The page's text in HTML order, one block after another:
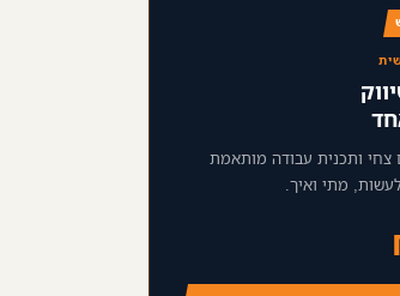
1:1 עם צחי ותכנית עבודה מותאמת
מתי ואיך.